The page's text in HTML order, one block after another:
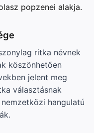
popzenei alakja.
ritka névnek
köszönhetően
jelent meg
választásnak
hangulatú